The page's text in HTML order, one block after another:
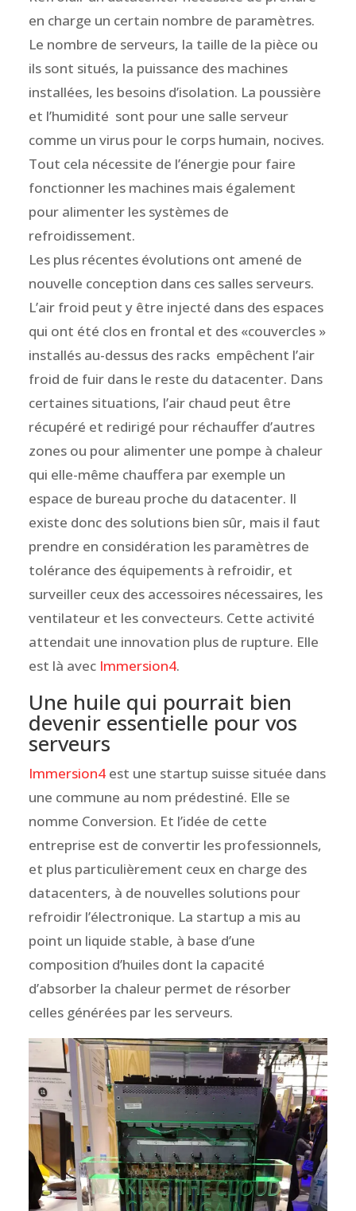
en charge un certain nombre de paramètres.
Le nombre de serveurs, la taille de la pièce ou
ils sont situés, la puissance des machines
installées, les besoins d’isolation. La poussière
et l’humidité sont pour une salle serveur
comme un virus pour le corps humain, nocives.
Tout cela nécessite de l’énergie pour faire
fonctionner les machines mais également
pour alimenter les systèmes de
refroidissement.
Les plus récentes évolutions ont amené de
nouvelle conception dans ces salles serveurs.
L’air froid peut y être injecté dans des espaces
qui ont été clos en frontal et des «couvercles »
installés au-dessus des racks empêchent l’air
froid de fuir dans le reste du datacenter. Dans
certaines situations, l’air chaud peut être
récupéré et redirigé pour réchauffer d’autres
zones ou pour alimenter une pompe à chaleur
qui elle-même chauffera par exemple un
espace de bureau proche du datacenter. Il
existe donc des solutions bien sûr, mais il faut
prendre en considération les paramètres de
tolérance des équipements à refroidir, et
surveiller ceux des accessoires nécessaires, les
ventilateur et les convecteurs. Cette activité
attendait une innovation plus de rupture. Elle
est là avec Immersion4.
Une huile qui pourrait bien
devenir essentielle pour vos
serveurs
Immersion4est une startup suisse située dans
une commune au nom prédestiné. Elle se
nomme Conversion. Et l’idée de cette
entreprise est de convertir les professionnels,
et plus particulièrement ceux en charge des
datacenters, à de nouvelles solutions pour
refroidir l’électronique. La startup a mis au
point un liquide stable, à base d’une
composition d’huiles dont la capacité
d’absorber la chaleur permet de résorber
celles générées par les serveurs.